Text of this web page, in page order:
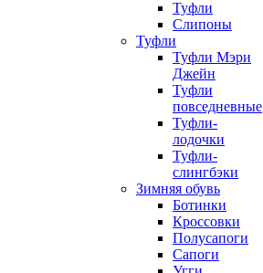
Туфли
Слипоны
Туфли
Туфли Мэри
Джейн
Туфли
повседневные
Туфли-
лодочки
Туфли-
слингбэки
Зимняя обувь
Ботинки
Кроссовки
Полусапоги
Сапоги